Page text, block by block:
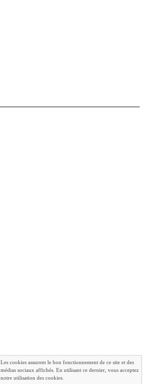
Les cookies assurent le bon fonctionnement de ce site et des
médias sociaux affichés. En utilisant ce dernier, vous acceptez
notre utilisation des cookies.